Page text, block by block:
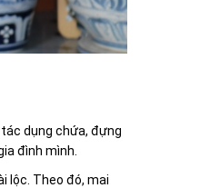
dụng chứa, đựng
đình mình.
lộc. Theo đó, mai